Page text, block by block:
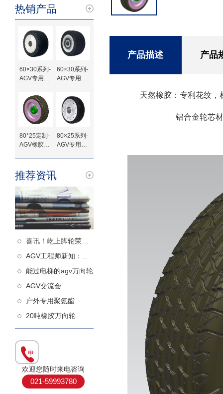
热销产品
60×30系列-
AGV专用橡
槽待加工
60×30系列-
AGV专用橡
80*25定制-
AGV橡胶驱
80×25系列-
AGV专用橡
推荐资讯
喜讯！屹上脚轮荣获高新技术企业认定！
AGV工程师新知：什么样的从动轮更减震
能过电梯的agv万向轮
AGV交流会
户外专用聚氨酯
20吨橡胶万向轮
欢迎您随时来电咨询
021-59993780
产品描述 产品
天然橡胶：专利花纹
铝合金轮芯